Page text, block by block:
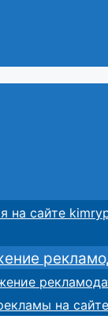
на сайте
на сайте